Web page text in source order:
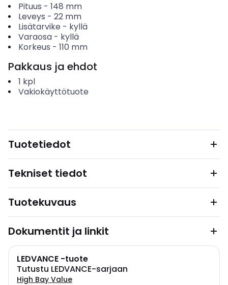
Pituus - 148 mm
Leveys - 22 mm
Lisätarvike - kyllä
Varaosa- kyllä
Korkeus - 110 mm
Pakkaus ja ehdot
1 kpl
Vakiokäyttötuote
Tuotetiedot
Tekniset tiedot
Tuotekuvaus
Dokumentit ja linkit
LEDVANCE -tuote
Tutustu LEDVANCE-sarjaan
High Bay Value